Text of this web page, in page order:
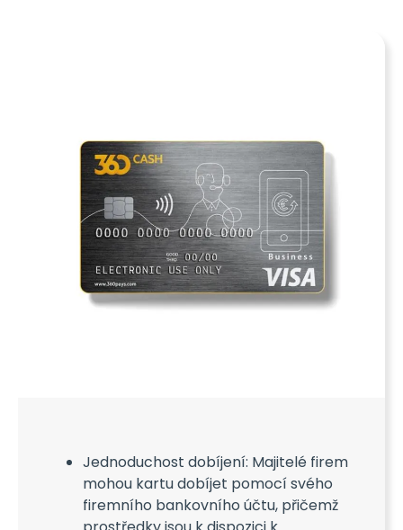
Jednoduchost dobíjení: Majitelé firem
mohou kartu dobíjet pomocí svého
firemního bankovního účtu, přičemž